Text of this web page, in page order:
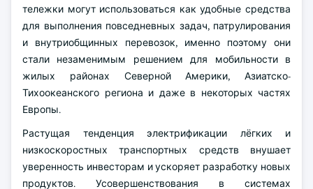
тележки могут использоваться как удобные средства
для выполнения повседневных задач, патрулирования
и внутриобщинных перевозок, именно поэтому они
стали незаменимым решением для мобильности в
жилых районах Северной Америки, Азиатско-
Тихоокеанского региона и даже в некоторых частях
Европы.
Растущая тенденция электрификации лёгких и
низкоскоростных транспортных средств внушает
уверенность инвесторам и ускоряет разработку новых
продуктов. Усовершенствования в системах